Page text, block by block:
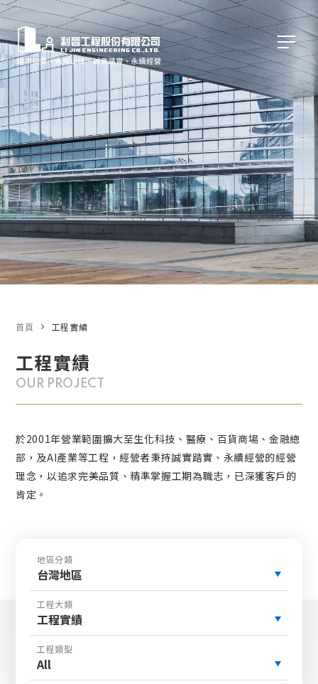
工程實績
OUR PROJECT
於2001年營業範圍擴大至生化科技、醫療、百貨商場、金融總
部，及AI產業等工程，經營者秉持誠實踏實、永續經營的經營
理念，以追求完美品質、精準掌握工期為職志，已深獲客戶的
肯定。
首頁 工程實績
地區分類
台灣地區
工程大類
工程實績
工程類型
All